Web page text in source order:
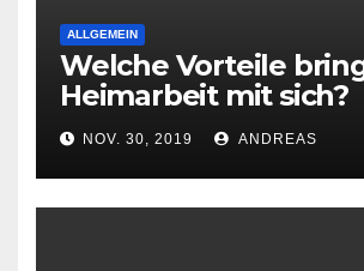
ALLGEMEIN
Welche Vorteile
Heimarbeit mit sich?
NOV. 30, 2019 ANDREAS